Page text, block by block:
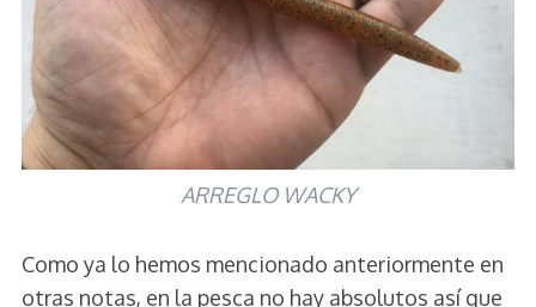
ARREGLO WACKY
Como ya lo hemos mencionado anteriormente en
otras notas, en la pesca no hay absolutos así que